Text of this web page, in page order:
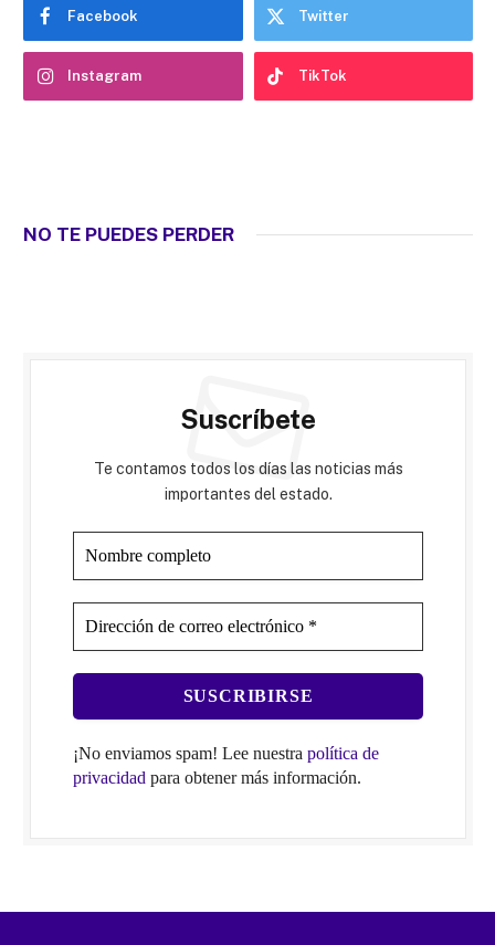
Facebook Twitter
Instagram TikTok
NO TE PUEDES PERDER
Suscríbete
Te contamos todos los días las noticias más
importantes del estado.
¡No enviamos spam! Lee nuestra política de
privacidad para obtener más información.